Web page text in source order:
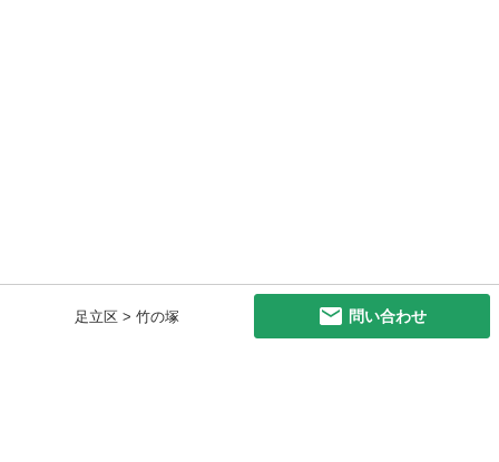
足立区 > 竹の塚 問い合わせ